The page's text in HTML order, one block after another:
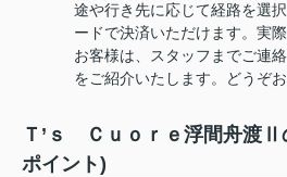
途や行き先に応じて経路を選
ードで決済いただけます。実
お客様は、スタッフまでご連
をご紹介いたします。どうぞ
Ｔ’ｓ Ｃｕｏｒｅ浮間舟渡Ⅱ
ポイント)